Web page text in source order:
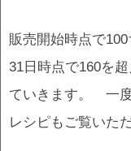
販売開始時点で
31日時点で160を
ていきます。 一
レシピもご覧いた